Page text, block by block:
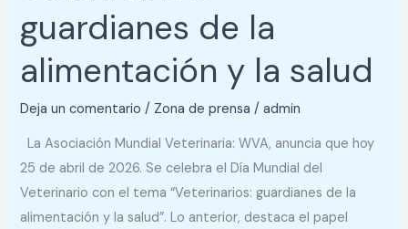
guardianes de la
alimentación y la salud
Deja un comentario / Zona de prensa /admin
La Asociación Mundial Veterinaria: WVA, anuncia que hoy
25 de abril de 2026. Se celebra el Día Mundial del
Veterinario con el tema “Veterinarios: guardianes de la
alimentación y la salud”. Lo anterior, destaca el papel
de
la
alimentación
salud